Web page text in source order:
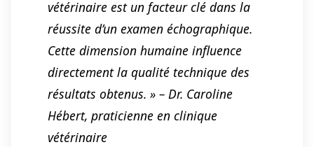
vétérinaire est un facteur clé dans la
réussite d’un examen échographique.
Cette dimension humaine influence
directement la qualité technique des
résultats obtenus. » – Dr. Caroline
Hébert, praticienne en clinique
vétérinaire